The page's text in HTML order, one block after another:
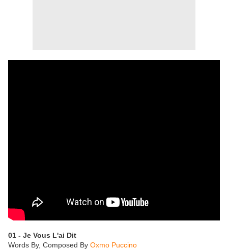
01 - Je Vous L'ai Dit
Words By, Composed By Oxmo Puccino